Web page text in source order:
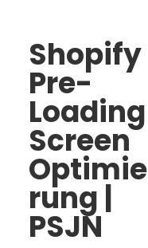
Shopify
Pre-
Loading
Screen
Optimie
rung |
PSJN